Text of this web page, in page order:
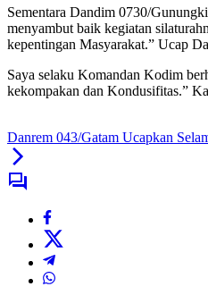
Sementara Dandim 0730/
menyambut baik kegiatan
kepentingan Masyarakat.” Ucap
Saya selaku Komandan Kodim
kekompakan dan Kondusifitas.”
Danrem 043/Gatam Ucapkan